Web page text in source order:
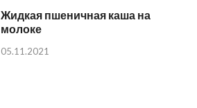
Жидкая пшеничная каша на
молоке
05.11.2021